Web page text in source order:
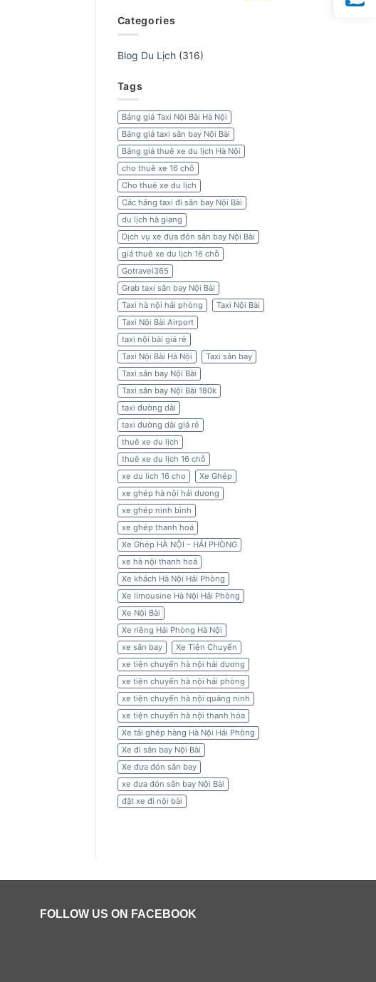
Categories
Blog Du Lịch(316)
Tags
Bảng giá Taxi Nội Bài Hà Nội
Bảng giá taxi sân bay Nội Bài
Bảng giá thuê xe du lịch Hà Nội
cho thuê xe 16 chỗ
Cho thuê xe du lịch
Các hãng taxi đi sân bay Nội Bài
du lịch hà giang
Dịch vụ xe đưa đón sân bay Nội Bài
giá thuê xe du lịch 16 chỗ
Gotravel365
Grab taxi sân bay Nội Bài
Taxi hà nội hải phòng
Taxi Nội Bài
Taxi Nội Bài Airport
taxi nội bài giá rẻ
Taxi Nội Bài Hà Nội
Taxi sân bay
Taxi sân bay Nội Bài
Taxi sân bay Nội Bài 180k
taxi đường dài
taxi đường dài giá rẻ
thuê xe du lịch
thuê xe du lịch 16 chỗ
xe du lich 16 cho
Xe Ghép
xe ghép hà nội hải dương
xe ghép ninh bình
xe ghép thanh hoá
Xe Ghép HÀ NỘI – HẢI PHÒNG
xe hà nội thanh hoá
Xe khách Hà Nội Hải Phòng
Xe limousine Hà Nội Hải Phòng
Xe Nội Bài
Xe riêng Hải Phòng Hà Nội
xe sân bay
Xe Tiện Chuyến
xe tiện chuyến hà nội hải dương
xe tiện chuyến hà nội hải phòng
xe tiện chuyến hà nội quảng ninh
xe tiện chuyến hà nội thanh hóa
Xe tải ghép hàng Hà Nội Hải Phòng
Xe đi sân bay Nội Bài
Xe đưa đón sân bay
xe đưa đón sân bay Nội Bài
đặt xe đi nội bài
FOLLOW US ON FACEBOOK